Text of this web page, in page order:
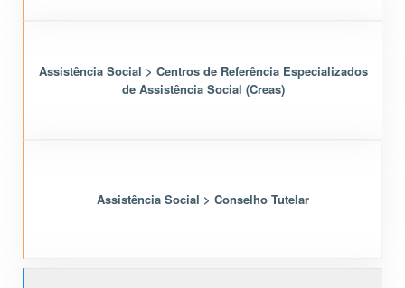
Assistência Social > Centros de Referência Especializados
de Assistência Social (Creas)
Assistência Social > Conselho Tutelar